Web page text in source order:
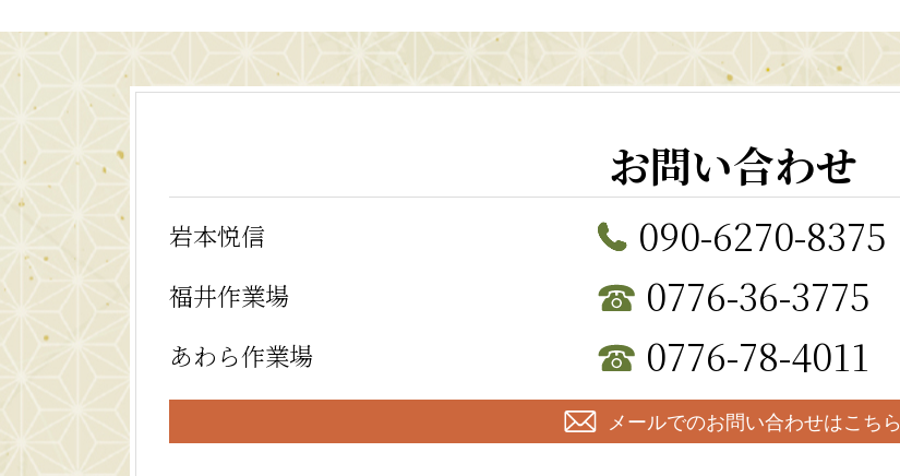
お問い合わせ
岩本悦信 090-6270-8375
福井作業場 0776-36-3775
あわら作業場 0776-78-4011
メールでのお問い合わせはこちら